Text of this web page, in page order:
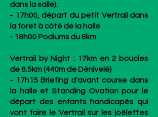
dans la salle).
- 17h00, départ du petit Vertrail dans
la foret à côté de la halle
- 18h00 Podiums du 8km
Vertrail by Night : 17km en 2 boucles
de 8.5km (440m de Dénivelé)
- 17h15 Briefing d'avant course dans
la halle et Standing Ovation pour le
départ des enfants handicapés qui
vont faire le Vertrail sur les joëlettes